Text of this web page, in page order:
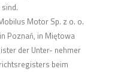
sind.
Motor Sp. z o. o.
Poznań, in Miętowa
der Unter- nehmer
beim